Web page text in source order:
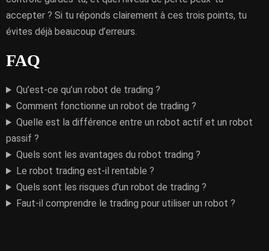
accepter ? Si tu réponds clairement à ces trois points, tu
évites déjà beaucoup d’erreurs.
FAQ
Qu’est-ce qu’un robot de trading ?
Comment fonctionne un robot de trading ?
Quelle est la différence entre un robot actif et un robot
passif ?
Quels sont les avantages du robot trading ?
Le robot trading est-il rentable ?
Quels sont les risques d’un robot de trading ?
Faut-il comprendre le trading pour utiliser un robot ?